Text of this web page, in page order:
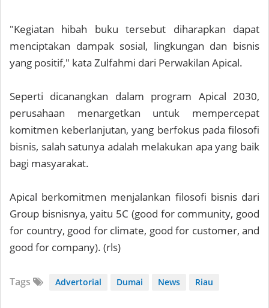
"Kegiatan hibah buku tersebut diharapkan dapat
menciptakan dampak sosial, lingkungan dan bisnis
yang positif," kata Zulfahmi dari Perwakilan Apical.
Seperti dicanangkan dalam program Apical 2030,
perusahaan menargetkan untuk mempercepat
komitmen keberlanjutan, yang berfokus pada filosofi
bisnis, salah satunya adalah melakukan apa yang baik
bagi masyarakat.
Apical berkomitmen menjalankan filosofi bisnis dari
Group bisnisnya, yaitu 5C (good for community, good
for country, good for climate, good for customer, and
good for company). (rls)
Tags Advertorial Dumai News Riau